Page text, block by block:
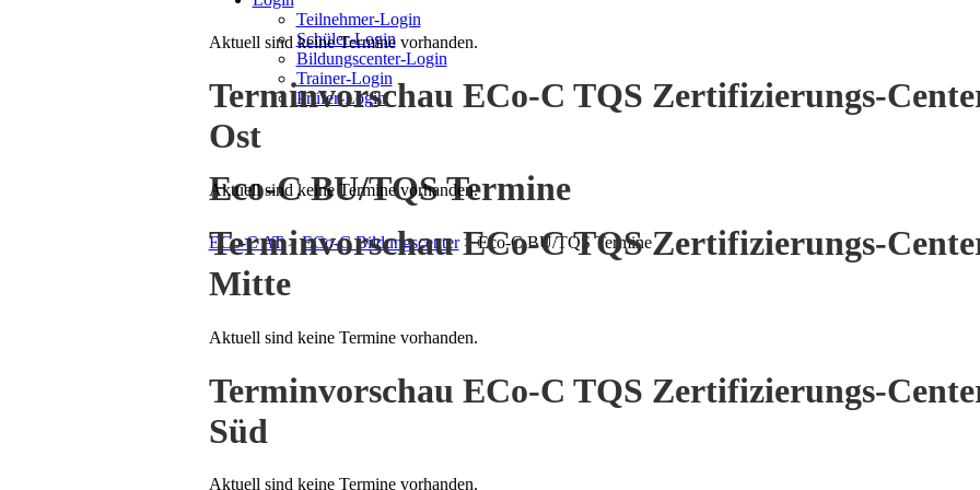
Teilnehmer-Login
Schüler-Login
Bildungscenter-Login
Trainer-Login
Prüfer-Login
Eco-C BU/TQS Termine
ECo-C AT>ECo-C Bildungscenter>Eco-C BU/TQS Termine
Aktuell sind keine Termine vorhanden.
Terminvorschau ECo-C TQS Zertifizierungs-
Ost
Aktuell sind keine Termine vorhanden.
Terminvorschau ECo-C TQS Zertifizierungs-
Mitte
Aktuell sind keine Termine vorhanden.
Terminvorschau ECo-C TQS Zertifizierungs-
Süd
Aktuell sind keine Termine vorhanden.